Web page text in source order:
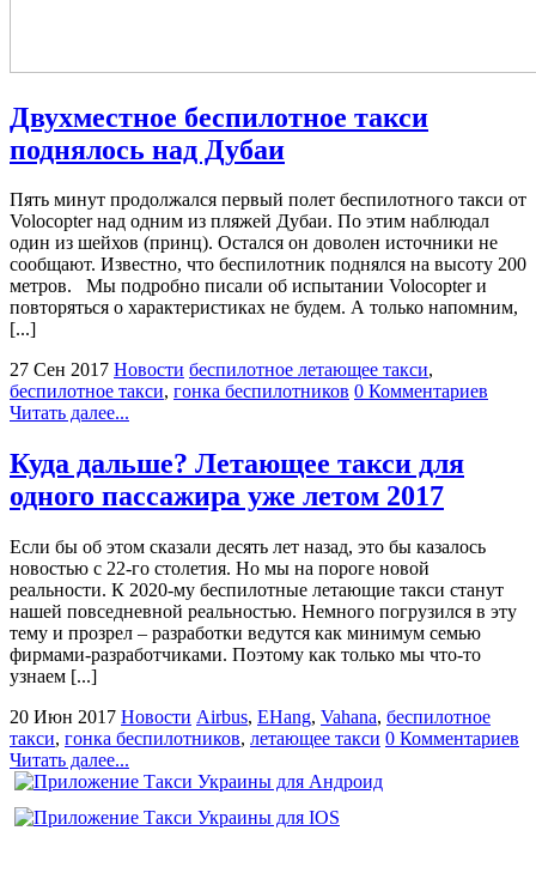
Двухместное беспилотное такси
поднялось над Дубаи
Пять минут продолжался первый полет беспилотного такси от
Volocopter над одним из пляжей Дубаи. По этим наблюдал
один из шейхов (принц). Остался он доволен источники не
сообщают. Известно, что беспилотник поднялся на высоту 200
метров. Мы подробно писали об испытании Volocopter и
повторяться о характеристиках не будем. А только напомним,
[...]
27 Сен 2017 Новости беспилотное летающее такси,
беспилотное такси, гонка беспилотников 0 Комментариев
Читать далее...
Куда дальше? Летающее такси для
одного пассажира уже летом 2017
Если бы об этом сказали десять лет назад, это бы казалось
новостью с 22-го столетия. Но мы на пороге новой
реальности. К 2020-му беспилотные летающие такси станут
нашей повседневной реальностью. Немного погрузился в эту
тему и прозрел – разработки ведутся как минимум семью
фирмами-разработчиками. Поэтому как только мы что-то
узнаем [...]
20 Июн 2017 Новости Airbus, EHang, Vahana, беспилотное
такси, гонка беспилотников, летающее такси 0 Комментариев
Читать далее...